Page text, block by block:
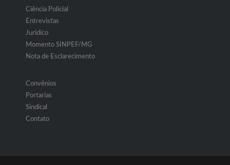
Ciência Policial
Entrevistas
Jurídico
Momento SINPEF/MG
Nota de Esclarecimento
Convênios
Portarias
Sindical
Contato